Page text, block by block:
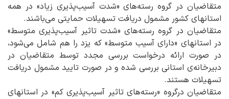
متقاضیان در گروه رسته‌های «شدت آسیب‌پذیری زیاد» در همه
استانهای کشور مشمول دریافت تسهیلات حمایتی می‌باشند.
متقاضیان در گروه رسته‌های «شدت تاثیر آسیب‌پذیری متوسط»
در استانهای «دارای آسیب متوسط» که یزد را هم شامل می‌شود،
در صورت ارائه درخواست بررسی مجدد توسط متقاضیان در
دبیرخانه‌ی استانی بررسی شده و در صورت تایید مشمول دریافت
تسهیلات هستند.
متقاضیان درگروه «رسته‌های تاثیر آسیب‌پذیری کم» در استانهای